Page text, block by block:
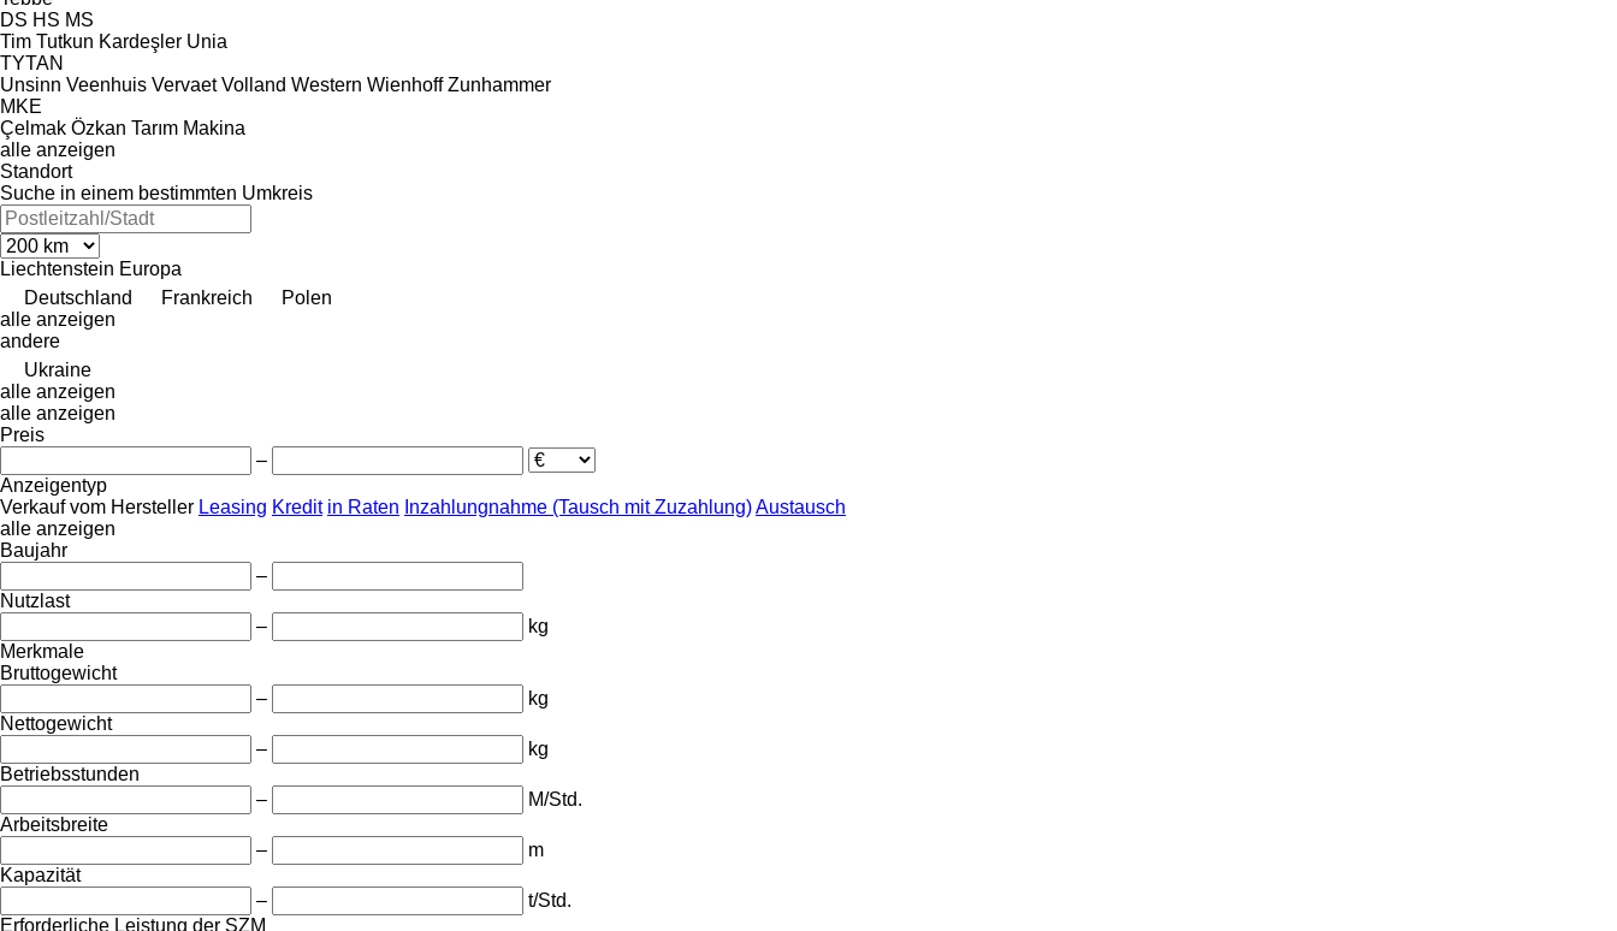
DS HS MS
Tim Tutkun Kardeşler Unia
TYTAN
Unsinn Veenhuis Vervaet Volland Western Wienhoff Zunhammer
MKE
Çelmak Özkan Tarım Makina
alle anzeigen
Standort
Suche in einem bestimmten Umkreis
Liechtenstein Europa
Deutschland
Frankreich
Polen
alle anzeigen
andere
Ukraine
alle anzeigen
alle anzeigen
Preis
–
Anzeigentyp
Verkauf vom Hersteller Leasing Kredit in Raten Inzahlungnahme (Tausch mit Zuzahlung)Austausch
alle anzeigen
Baujahr
–
Nutzlast
–
kg
Merkmale
Bruttogewicht
–
kg
Nettogewicht
–
kg
Betriebsstunden
–
M/Std.
Arbeitsbreite
–
m
Kapazität
–
t/Std.
Erforderliche Leistung der SZM